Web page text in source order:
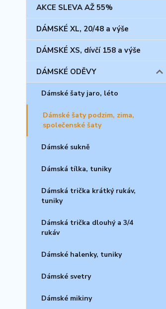
AKCE SLEVA AŽ 55%
DÁMSKÉ XL, 20/48 a výše
DÁMSKÉ XS, dívčí 158 a výše
DÁMSKÉ ODĚVY
Dámské šaty jaro, léto
Dámské šaty podzim, zima,
společenské šaty
Dámské sukně
Dámská tílka, tuniky
Dámská trička krátký rukáv,
tuniky
Dámská trička dlouhý a 3/4
rukáv
Dámské halenky, tuniky
Dámské svetry
Dámské mikiny